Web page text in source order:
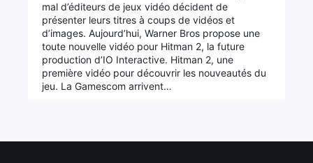
mal d’éditeurs de jeux vidéo décident de
présenter leurs titres à coups de vidéos et
d’images. Aujourd’hui, Warner Bros propose une
toute nouvelle vidéo pour Hitman 2, la future
production d’IO Interactive. Hitman 2, une
première vidéo pour découvrir les nouveautés du
jeu. La Gamescom arrivent…